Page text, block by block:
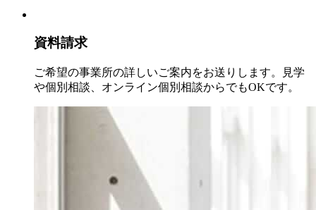
資料請求
ご希望の事業所の詳しいご案内をお送りします。見学
や個別相談、オンライン個別相談からでもOKです。